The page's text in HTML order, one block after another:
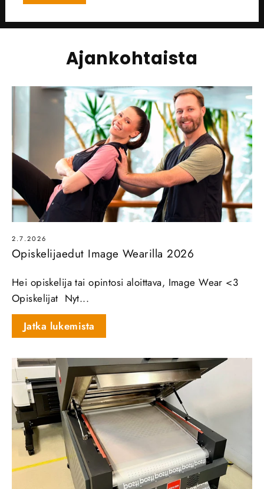
Ajankohtaista
2.7.2026
Opiskelijaedut Image Wearilla 2026
Hei opiskelija tai opintosi aloittava, Image Wear <3
Opiskelijat Nyt...
Jatka lukemista